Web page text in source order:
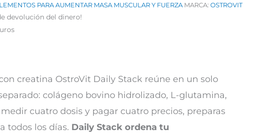
PARA AUMENTAR MASA MUSCULAR Y FUERZA MARCA: OSTROVIT
devolución del dinero!
creatina OstroVit Daily Stack reúne en un solo
colágeno bovino hidrolizado, L-glutamina,
cuatro dosis y pagar cuatro precios, preparas
todos los días. Daily Stack ordena tu